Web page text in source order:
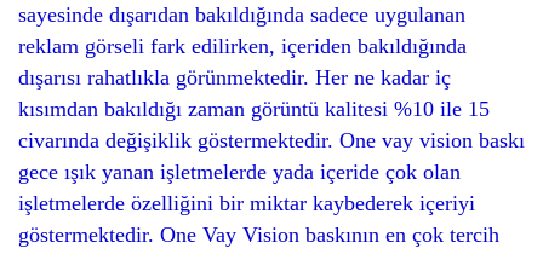
sayesinde dışarıdan bakıldığında sadece uygulanan
reklam görseli fark edilirken, içeriden bakıldığında
dışarısı rahatlıkla görünmektedir. Her ne kadar iç
kısımdan bakıldığı zaman görüntü kalitesi %10 ile 15
civarında değişiklik göstermektedir. One vay vision baskı
gece ışık yanan işletmelerde yada içeride çok olan
işletmelerde özelliğini bir miktar kaybederek içeriyi
göstermektedir. One Vay Vision baskının en çok tercih